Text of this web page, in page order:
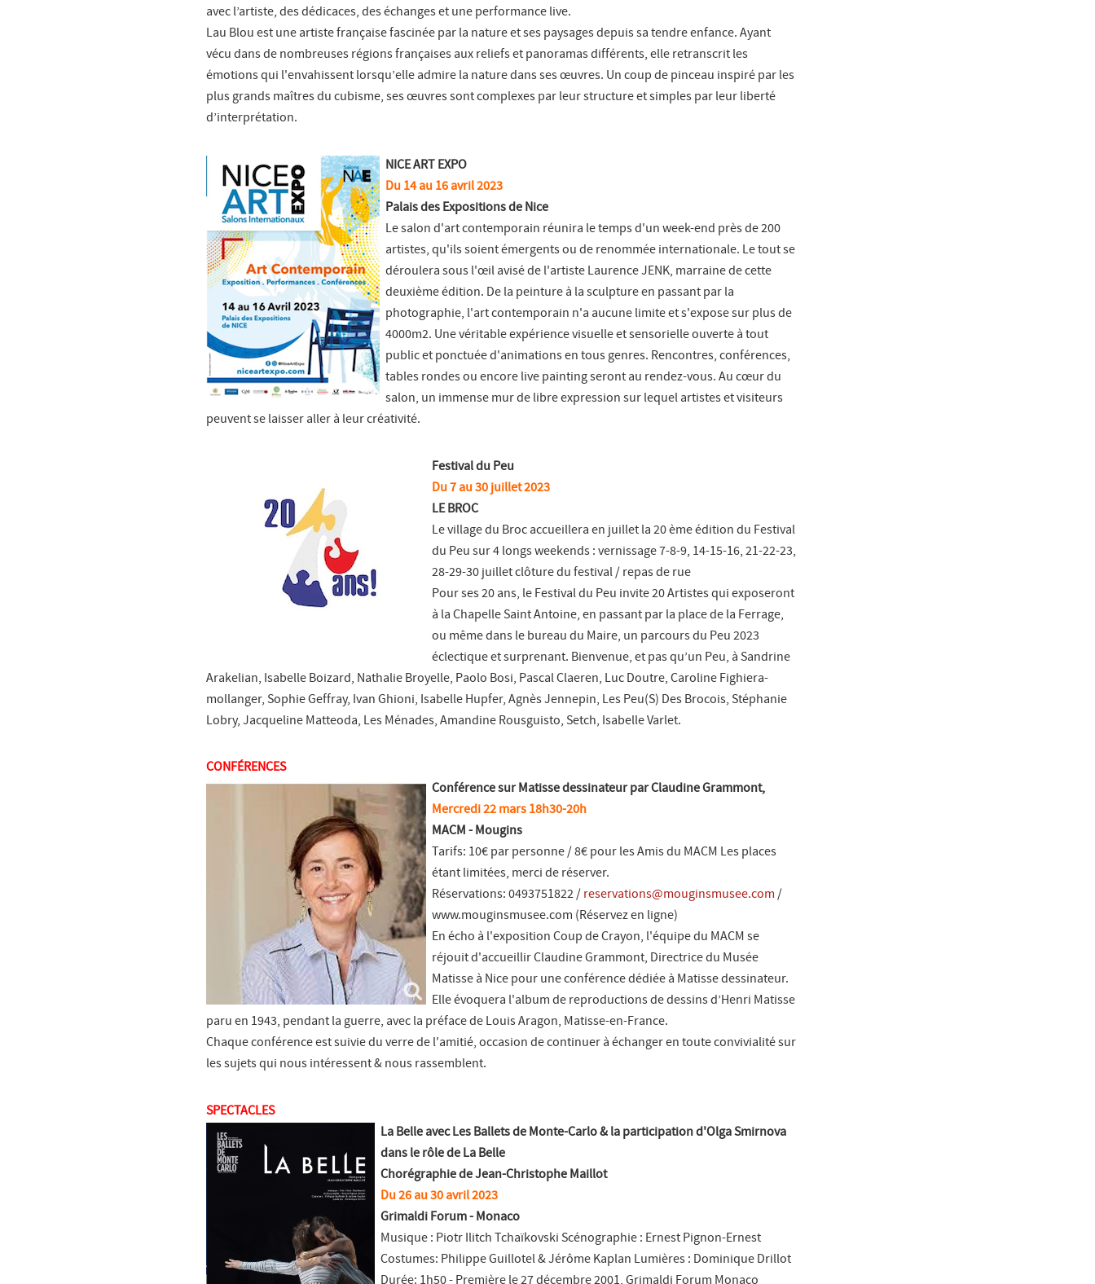
avec l’artiste, des dédicaces, des échanges et une performance live.
Lau Blou est une artiste française fascinée par la nature et ses paysages depuis sa tendre enfance. Ayant
vécu dans de nombreuses régions françaises aux reliefs et panoramas différents, elle retranscrit les
émotions qui l'envahissent lorsqu’elle admire la nature dans ses œuvres. Un coup de pinceau inspiré par les
plus grands maîtres du cubisme, ses œuvres sont complexes par leur structure et simples par leur liberté
d’interprétation.
NICE ART EXPO
Du 14 au 16 avril 2023
Palais des Expositions de Nice
Le salon d'art contemporain réunira le temps d'un week-end près de 200
artistes, qu'ils soient émergents ou de renommée internationale. Le tout se
déroulera sous l'œil avisé de l'artiste Laurence JENK, marraine de cette
deuxième édition. De la peinture à la sculpture en passant par la
photographie, l'art contemporain n'a aucune limite et s'expose sur plus de
4000m2. Une véritable expérience visuelle et sensorielle ouverte à tout
public et ponctuée d'animations en tous genres. Rencontres, conférences,
tables rondes ou encore live painting seront au rendez-vous. Au cœur du
salon, un immense mur de libre expression sur lequel artistes et visiteurs
peuvent se laisser aller à leur créativité.
Festival du Peu
Du 7 au 30 juillet 2023
LE BROC
Le village du Broc accueillera en juillet la 20 ème édition du Festival
du Peu sur 4 longs weekends : vernissage 7-8-9, 14-15-16, 21-22-23,
28-29-30 juillet clôture du festival / repas de rue
Pour ses 20 ans, le Festival du Peu invite 20 Artistes qui exposeront
à la Chapelle Saint Antoine, en passant par la place de la Ferrage,
ou même dans le bureau du Maire, un parcours du Peu 2023
éclectique et surprenant. Bienvenue, et pas qu’un Peu, à Sandrine
Arakelian, Isabelle Boizard, Nathalie Broyelle, Paolo Bosi, Pascal Claeren, Luc Doutre, Caroline Fighiera-
mollanger, Sophie Geffray, Ivan Ghioni, Isabelle Hupfer, Agnès Jennepin, Les Peu(S) Des Brocois, Stéphanie
Lobry, Jacqueline Matteoda, Les Ménades, Amandine Rousguisto, Setch, Isabelle Varlet.
CONFÉRENCES
Conférence sur Matisse dessinateur par Claudine Grammont,
Mercredi 22 mars 18h30-20h
MACM - Mougins
Tarifs: 10€ par personne / 8€ pour les Amis du MACM Les places
étant limitées, merci de réserver.
Réservations: 0493751822 / reservations@mouginsmusee.com /
www.mouginsmusee.com (Réservez en ligne)
En écho à l'exposition Coup de Crayon, l'équipe du MACM se
réjouit d'accueillir Claudine Grammont, Directrice du Musée
Matisse à Nice pour une conférence dédiée à Matisse dessinateur.
Elle évoquera l'album de reproductions de dessins d’Henri Matisse
paru en 1943, pendant la guerre, avec la préface de Louis Aragon, Matisse-en-France.
Chaque conférence est suivie du verre de l'amitié, occasion de continuer à échanger en toute convivialité sur
les sujets qui nous intéressent & nous rassemblent.
SPECTACLES
La Belle avec Les Ballets de Monte-Carlo & la participation d'Olga Smirnova
dans le rôle de La Belle
Chorégraphie de Jean-Christophe Maillot
Du 26 au 30 avril 2023
Grimaldi Forum - Monaco
Musique : Piotr Ilitch Tchaïkovski Scénographie : Ernest Pignon-Ernest
Costumes: Philippe Guillotel & Jérôme Kaplan Lumières : Dominique Drillot
Durée: 1h50 - Première le 27 décembre 2001, Grimaldi Forum Monaco